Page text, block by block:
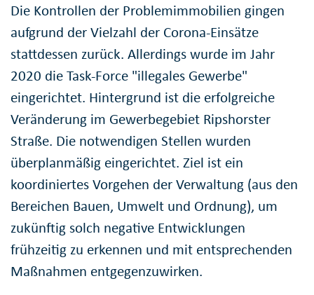
Die Kontrollen der Problemimmobilien gingen
aufgrund der Vielzahl der Corona-Einsätze
stattdessen zurück. Allerdings wurde im Jahr
2020 die Task-Force "illegales Gewerbe"
eingerichtet. Hintergrund ist die erfolgreiche
Veränderung im Gewerbegebiet Ripshorster
Straße. Die notwendigen Stellen wurden
überplanmäßig eingerichtet. Ziel ist ein
koordiniertes Vorgehen der Verwaltung (aus den
Bereichen Bauen, Umwelt und Ordnung), um
zukünftig solch negative Entwicklungen
frühzeitig zu erkennen und mit entsprechenden
Maßnahmen entgegenzuwirken.